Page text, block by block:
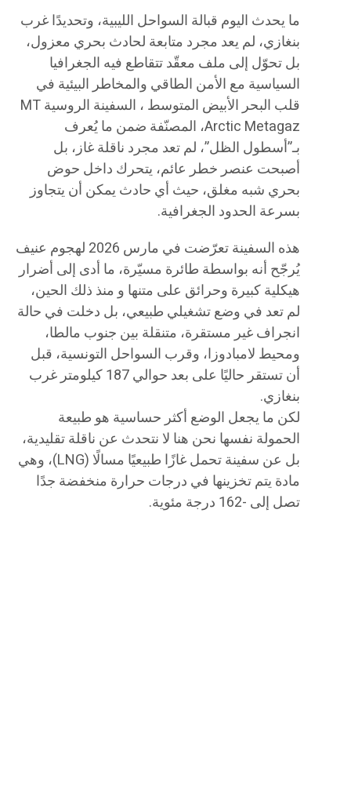
ما يحدث اليوم قبالة السواحل الليبية، وتحديدًا غرب
بنغازي، لم يعد مجرد متابعة لحادث بحري معزول،
بل تحوّل إلى ملف معقّد تتقاطع فيه الجغرافيا
السياسية مع الأمن الطاقي والمخاطر البيئية في
قلب البحر الأبيض المتوسط ، السفينة الروسية MT
Arctic Metagaz، المصنّفة ضمن ما يُعرف
بـ”أسطول الظل”، لم تعد مجرد ناقلة غاز، بل
أصبحت عنصر خطر عائم، يتحرك داخل حوض
بحري شبه مغلق، حيث أي حادث يمكن أن يتجاوز
بسرعة الحدود الجغرافية.
هذه السفينة تعرّضت في مارس 2026 لهجوم عنيف
يُرجّح أنه بواسطة طائرة مسيّرة، ما أدى إلى أضرار
هيكلية كبيرة وحرائق على متنها و منذ ذلك الحين،
لم تعد في وضع تشغيلي طبيعي، بل دخلت في حالة
انجراف غير مستقرة، متنقلة بين جنوب مالطا،
ومحيط لامبادوزا، وقرب السواحل التونسية، قبل
أن تستقر حاليًا على بعد حوالي 187 كيلومتر غرب
بنغازي.
لكن ما يجعل الوضع أكثر حساسية هو طبيعة
الحمولة نفسها نحن هنا لا نتحدث عن ناقلة تقليدية،
بل عن سفينة تحمل غازًا طبيعيًا مسالًا (LNG)، وهي
مادة يتم تخزينها في درجات حرارة منخفضة جدًا
تصل إلى -162 درجة مئوية.